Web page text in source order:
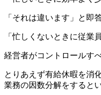
「それは違います」と即
「忙しくないときに従業
経営者がコントロールす
とりあえず有給休暇を消
業務の因数分解をすると